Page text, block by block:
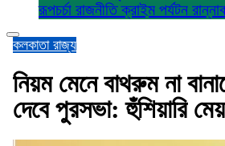
রূপচর্চা রাজনীতিক্রাইম পর্যটন
কলকাতা রাজ্য
নিয়ম মেনে বাথরুম না
দেবে পুরসভা: হুঁশিয়ারি